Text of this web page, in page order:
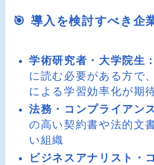
🎯 導入を検討すべき企
学術研究者・大学院生：
に読む必要がある方で
による学習効率化が期
法務・コンプライアン
の高い契約書や法的文
い組織
ビジネスアナリスト・